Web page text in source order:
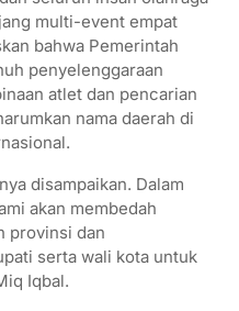
multi-event empat
bahwa Pemerintah
penyelenggaraan
atlet dan pencarian
nama daerah di
disampaikan. Dalam
akan membedah
provinsi dan
serta wali kota untuk
Iqbal.